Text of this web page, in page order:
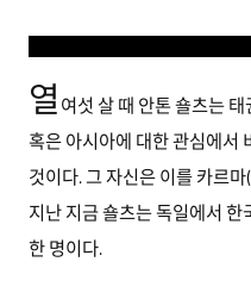
열여섯 살 때 안톤 숄츠는
혹은 아시아에 대한 관심에서
것이다. 그 자신은 이를 카르
지난 지금 숄츠는 독일에서
한 명이다.